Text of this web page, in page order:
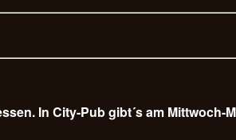
In City-Pub gibt´s am Mittwoch-